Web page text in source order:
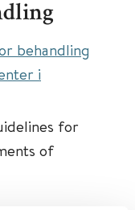
behandling
i
for
of